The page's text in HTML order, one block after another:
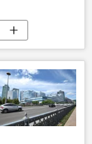
Кыргызстан переводит на свой баланс пансионаты, ранее используемые Узбекистаном